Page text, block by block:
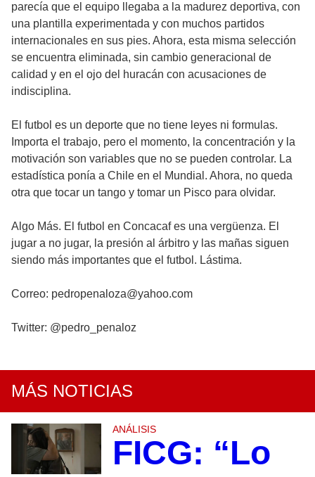
parecía que el equipo llegaba a la madurez deportiva, con
una plantilla experimentada y con muchos partidos
internacionales en sus pies. Ahora, esta misma selección
se encuentra eliminada, sin cambio generacional de
calidad y en el ojo del huracán con acusaciones de
indisciplina.
El futbol es un deporte que no tiene leyes ni formulas.
Importa el trabajo, pero el momento, la concentración y la
motivación son variables que no se pueden controlar. La
estadística ponía a Chile en el Mundial. Ahora, no queda
otra que tocar un tango y tomar un Pisco para olvidar.
Algo Más. El futbol en Concacaf es una vergüenza. El
jugar a no jugar, la presión al árbitro y las mañas siguen
siendo más importantes que el futbol. Lástima.
Correo: pedropenaloza@yahoo.com
Twitter: @pedro_penaloz
MÁS NOTICIAS
ANÁLISIS
FICG: “Lo